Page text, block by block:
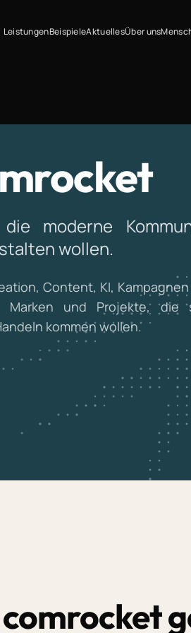
LeistungenBeispieleAktuellesÜber uns
moderne
wollen.
Content, KI,
und Projekte, die
kommen wollen.
comrocket